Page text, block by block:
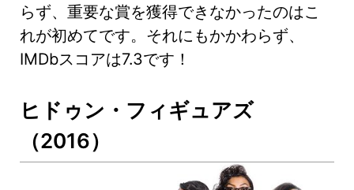
らず、重要な賞を獲得できなかったのはこ
れが初めてです。それにもかかわらず、
IMDbスコアは7.3です！
ヒドゥン・フィギュアズ
（2016）